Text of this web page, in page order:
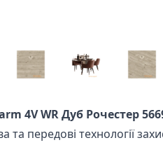
4V WR Дуб Рочестер
та передові технології